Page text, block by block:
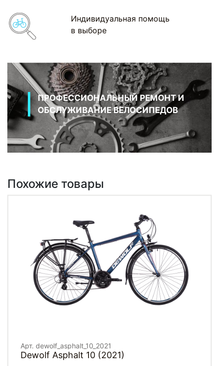
Индивидуальная помощь
в выборе
ПРОФЕССИОНАЛЬНЫЙ РЕМОНТ И
ОБСЛУЖИВАНИЕ ВЕЛОСИПЕДОВ
Похожие товары
Арт. dewolf_asphalt_10_2021
Dewolf Asphalt 10 (2021)